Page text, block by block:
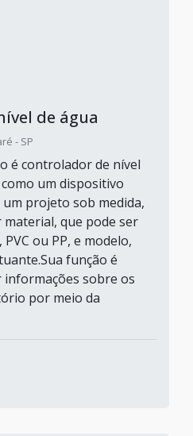
de água
- SP
é controlador de nível
um dispositivo
projeto sob medida,
que pode ser
PVC ou PP, e modelo,
função é
sobre os
por meio da